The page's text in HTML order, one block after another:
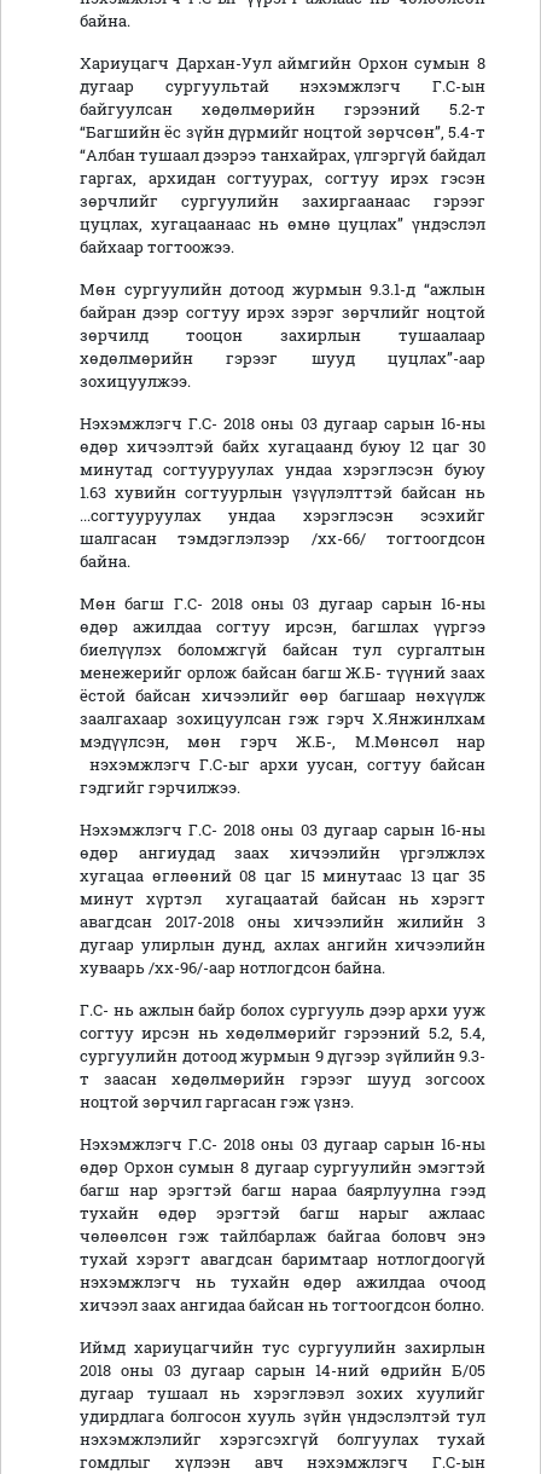
байна.
Хариуцагч Дархан-Уул аймгийн Орхон сумын 8
дугаар сургуультай нэхэмжлэгч Г.С-ын
байгуулсан хөдөлмөрийн гэрээний 5.2-т
“Багшийн ёс зүйн дүрмийг ноцтой зөрчсөн”, 5.4-т
“Албан тушаал дээрээ танхайрах, үлгэргүй байдал
гаргах, архидан согтуурах, согтуу ирэх гэсэн
зөрчлийг сургуулийн захиргаанаас гэрээг
цуцлах, хугацаанаас нь өмнө цуцлах” үндэслэл
байхаар тогтоожээ.
Мөн сургуулийн дотоод журмын 9.3.1-д “ажлын
байран дээр согтуу ирэх зэрэг зөрчлийг ноцтой
зөрчилд тооцон захирлын тушаалаар
хөдөлмөрийн гэрээг шууд цуцлах”-аар
зохицуулжээ.
Нэхэмжлэгч Г.С- 2018 оны 03 дугаар сарын 16-ны
өдөр хичээлтэй байх хугацаанд буюу 12 цаг 30
минутад согтууруулах ундаа хэрэглэсэн буюу
1.63 хувийн согтуурлын үзүүлэлттэй байсан нь
...согтууруулах ундаа хэрэглэсэн эсэхийг
шалгасан тэмдэглэлээр /хх-66/ тогтоогдсон
байна.
Мөн багш Г.С- 2018 оны 03 дугаар сарын 16-ны
өдөр ажилдаа согтуу ирсэн, багшлах үүргээ
биелүүлэх боломжгүй байсан тул сургалтын
менежерийг орлож байсан багш Ж.Б- түүний заах
ёстой байсан хичээлийг өөр багшаар нөхүүлж
заалгахаар зохицуулсан гэж гэрч Х.Янжинлхам
мэдүүлсэн, мөн гэрч Ж.Б-, М.Мөнсөл нар
нэхэмжлэгч Г.С-ыг архи уусан, согтуу байсан
гэдгийг гэрчилжээ.
Нэхэмжлэгч Г.С- 2018 оны 03 дугаар сарын 16-ны
өдөр ангиудад заах хичээлийн үргэлжлэх
хугацаа өглөөний 08 цаг 15 минутаас 13 цаг 35
минут хүртэл хугацаатай байсан нь хэрэгт
авагдсан 2017-2018 оны хичээлийн жилийн 3
дугаар улирлын дунд, ахлах ангийн хичээлийн
хуваарь /хх-96/-аар нотлогдсон байна.
Г.С- нь ажлын байр болох сургууль дээр архи ууж
согтуу ирсэн нь хөдөлмөрийг гэрээний 5.2, 5.4,
сургуулийн дотоод журмын 9 дүгээр зүйлийн 9.3-
т заасан хөдөлмөрийн гэрээг шууд зогсоох
ноцтой зөрчил гаргасан гэж үзнэ.
Нэхэмжлэгч Г.С- 2018 оны 03 дугаар сарын 16-ны
өдөр Орхон сумын 8 дугаар сургуулийн эмэгтэй
багш нар эрэгтэй багш нараа баярлуулна гээд
тухайн өдөр эрэгтэй багш нарыг ажлаас
чөлөөлсөн гэж тайлбарлаж байгаа боловч энэ
тухай хэрэгт авагдсан баримтаар нотлогдоогүй
нэхэмжлэгч нь тухайн өдөр ажилдаа очоод
хичээл заах ангидаа байсан нь тогтоогдсон болно.
Иймд хариуцагчийн тус сургуулийн захирлын
2018 оны 03 дугаар сарын 14-ний өдрийн Б/05
дугаар тушаал нь хэрэглэвэл зохих хуулийг
удирдлага болгосон хууль зүйн үндэслэлтэй тул
нэхэмжлэлийг хэрэгсэхгүй болгуулах тухай
гомдлыг хүлээн авч нэхэмжлэгч Г.С-ын